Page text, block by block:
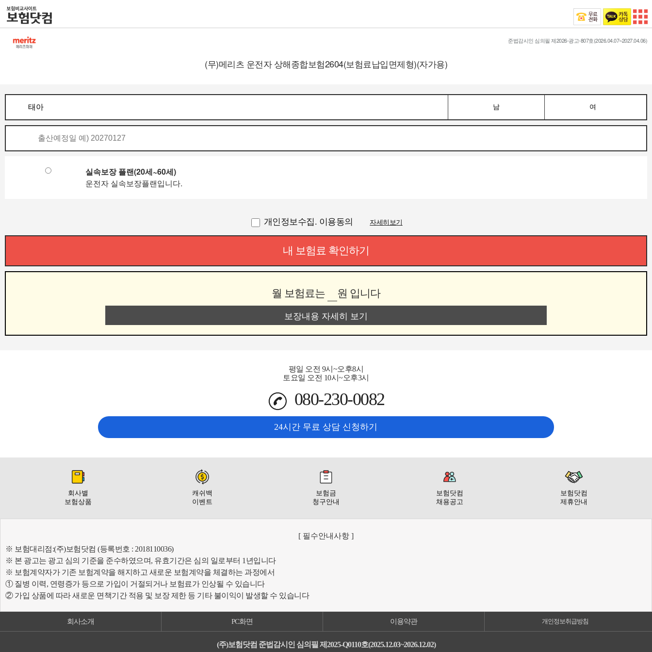
준법감시인 심의필 제2026-광고-807호(2026.04.07~2027.04.06)
(무)메리츠 운전자 상해종합보험2604(보험료납입면제형)(자가용)
남 여
실속보장 플랜(20세~60세)
운전자 실속보장플랜입니다.
개인정보수집. 이용동의 자세히보기
내 보험료 확인하기
월 보험료는 원 입니다
보장내용 자세히 보기
평일 오전 9시~오후8시
토요일 오전 10시~오후3시
080-230-0082
24시간 무료 상담 신청하기
회사별
보험상품
캐쉬백
이벤트
보험금
청구안내
보험닷컴
채용공고
보험닷컴
제휴안내
[ 필수안내사항 ]
※ 보험대리점:(주)보험닷컴 (등록번호 : 2018110036)
※ 본 광고는 광고 심의 기준을 준수하였으며, 유효기간은 심의 일로부터 1년입니다
※ 보험계약자가 기존 보험계약을 해지하고 새로운 보험계약을 체결하는 과정에서
① 질병 이력, 연령증가 등으로 가입이 거절되거나 보험료가 인상될 수 있습니다
② 가입 상품에 따라 새로운 면책기간 적용 및 보장 제한 등 기타 불이익이 발생할 수 있습니다
회사소개 PC화면 이용약관 개인정보취급방침
(주)보험닷컴 준법감시인 심의필 제2025-Q0110호(2025.12.03~2026.12.02)